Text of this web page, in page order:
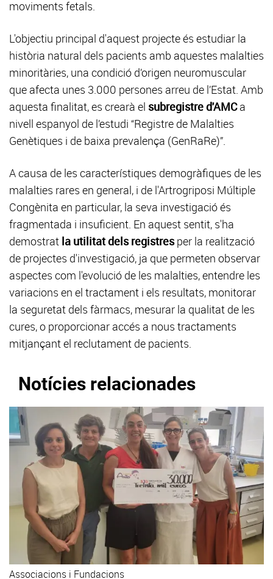
moviments fetals.
L'objectiu principal d'aquest projecte és estudiar la
història natural dels pacients amb aquestes malalties
minoritàries, una condició d’origen neuromuscular
que afecta unes 3.000 persones arreu de l’Estat. Amb
aquesta finalitat, es crearà el subregistre d'AMCa
nivell espanyol de l’estudi “Registre de Malalties
Genètiques i de baixa prevalença (GenRaRe)”.
A causa de les característiques demogràfiques de les
malalties rares en general, i de l'Artrogriposi Múltiple
Congènita en particular, la seva investigació és
fragmentada i insuficient. En aquest sentit, s'ha
demostrat la utilitat dels registresper la realització
de projectes d'investigació, ja que permeten observar
aspectes com l'evolució de les malalties, entendre les
variacions en el tractament i els resultats, monitorar
la seguretat dels fàrmacs, mesurar la qualitat de les
cures, o proporcionar accés a nous tractaments
mitjançant el reclutament de pacients.
Notícies relacionades
Associacions i Fundacions